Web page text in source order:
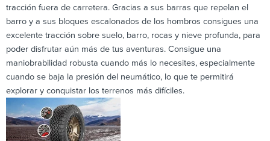
tracción fuera de carretera. Gracias a sus barras que repelan el
barro y a sus bloques escalonados de los hombros consigues una
excelente tracción sobre suelo, barro, rocas y nieve profunda, para
poder disfrutar aún más de tus aventuras. Consigue una
maniobrabilidad robusta cuando más lo necesites, especialmente
cuando se baja la presión del neumático, lo que te permitirá
explorar y conquistar los terrenos más difíciles.